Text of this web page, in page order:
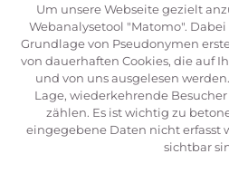
Um unsere Webseite gezielt
Webanalysetool "Matomo".
Grundlage von Pseudonymen
von dauerhaften Cookies, die auf
und von uns ausgelesen
Lage, wiederkehrende
zählen. Es ist wichtig zu
eingegebene Daten nicht erfasst
sichtbar